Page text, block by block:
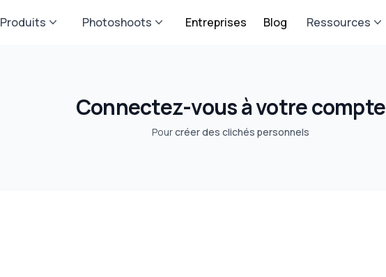
Produits Photoshoots Entreprises Blog Ressources
Connectez-vous à votre compte
Pourcréer des clichés personnels